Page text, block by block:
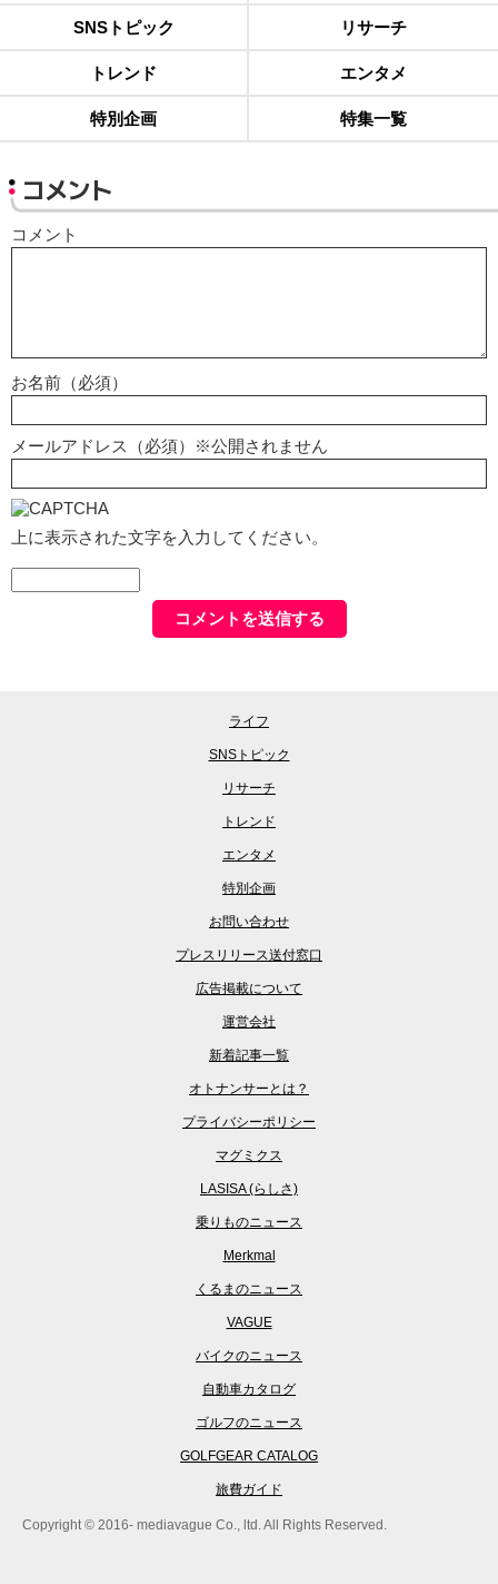
SNSトピック リサーチ
トレンド エンタメ
特別企画 特集一覧
コメント
コメント
お名前（必須）
メールアドレス（必須）※公開されません
上に表示された文字を入力してください。
ライフ
SNSトピック
リサーチ
トレンド
エンタメ
特別企画
お問い合わせ
プレスリリース送付窓口
広告掲載について
運営会社
新着記事一覧
オトナンサーとは？
プライバシーポリシー
マグミクス
LASISA (らしさ)
乗りものニュース
Merkmal
くるまのニュース
VAGUE
バイクのニュース
自動車カタログ
ゴルフのニュース
GOLFGEAR CATALOG
旅費ガイド
Copyright © 2016- mediavague Co., ltd. All Rights Reserved.